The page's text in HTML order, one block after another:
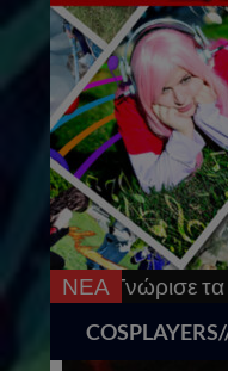
ΝΕΑ
γι’αυτό &